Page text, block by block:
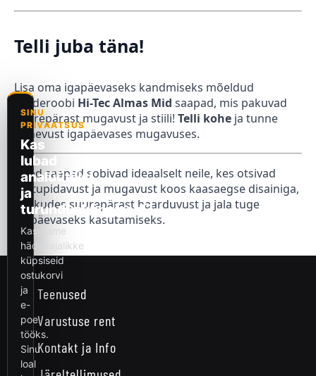
Telli juba täna!
Lisa oma igapäevaseks kandmiseks mõeldud
garderoobi Hi-Tec Almas Mid saapad, mis pakuvad
suurepärast mugavust ja stiili! Telli kohe ja tunne
erinevust igapäevases mugavuses.
Need saapad sobivad ideaalselt neile, kes otsivad
vastupidavust ja mugavust koos kaasaegse disainiga,
pakkudes suurepärast haarduvust ja jala tuge
igapäevaseks kasutamiseks.
Teenused
Varustuse rent
Kontakt ja Info